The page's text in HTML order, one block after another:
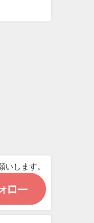
いします。